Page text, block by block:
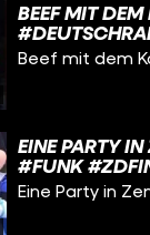
BEEF MIT
Beef mit dem
EINE PARTY
#FUNK
Eine Party in